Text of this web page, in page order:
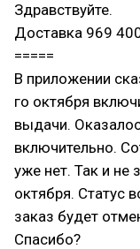
Здравствуйте.
Доставка 969
=====
В приложении
го октября
выдачи.
включительно.
уже нет. Так и не
октября. Статус
заказ будет
Спасибо?